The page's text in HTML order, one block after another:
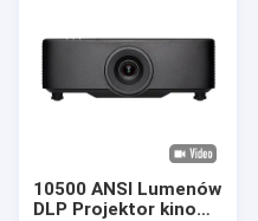
10500 ANSI Lumenów
DLP Projektor kinowy